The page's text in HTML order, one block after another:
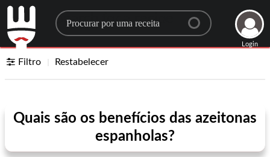
Search for a recipe
Login
Filtro Restabelecer
Quais são os benefícios das azeitonas
espanholas?